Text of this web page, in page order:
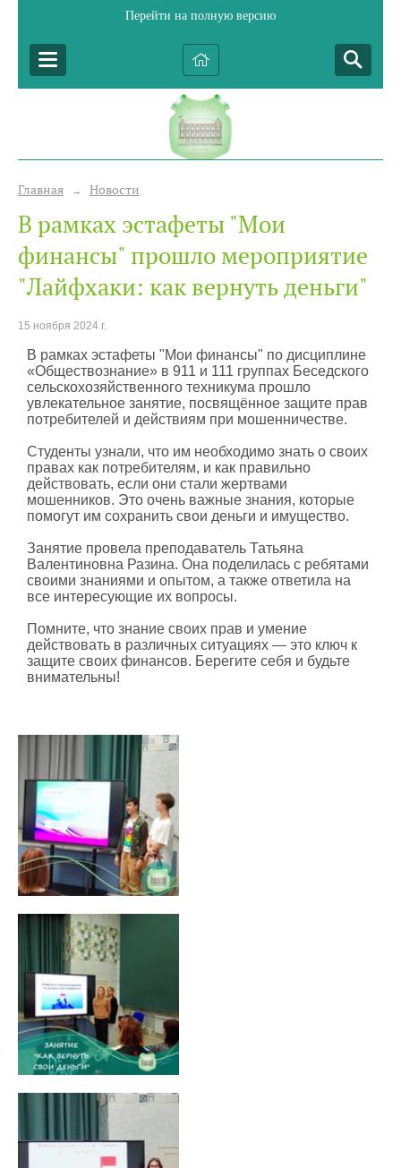
Перейти на полную версию
Главная → Новости
В рамках эстафеты "Мои
финансы" прошло мероприятие
"Лайфхаки: как вернуть деньги"
15 ноября 2024 г.
В рамках эстафеты "Мои финансы" по дисциплине
«Обществознание» в 911 и 111 группах Беседского
сельскохозяйственного техникума прошло
увлекательное занятие, посвящённое защите прав
потребителей и действиям при мошенничестве.
Студенты узнали, что им необходимо знать о своих
правах как потребителям, и как правильно
действовать, если они стали жертвами
мошенников. Это очень важные знания, которые
помогут им сохранить свои деньги и имущество.
Занятие провела преподаватель Татьяна
Валентиновна Разина. Она поделилась с ребятами
своими знаниями и опытом, а также ответила на
все интересующие их вопросы.
Помните, что знание своих прав и умение
действовать в различных ситуациях — это ключ к
защите своих финансов. Берегите себя и будьте
внимательны!